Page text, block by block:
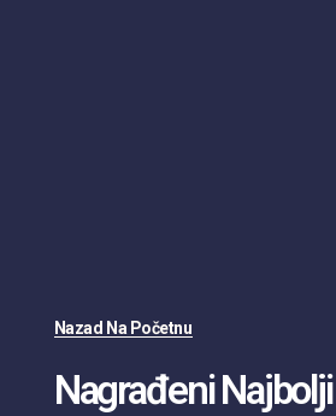
Nazad Na Početnu
Nagrađeni